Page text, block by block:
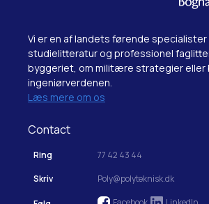
Vi er en af landets førende
studielitteratur og professionel
byggeriet, om militære strategier eller
ingeniørverdenen.
Læs mere om os
Contact
Ring
77 42 43 44
Skriv
Poly@polyteknisk.dk